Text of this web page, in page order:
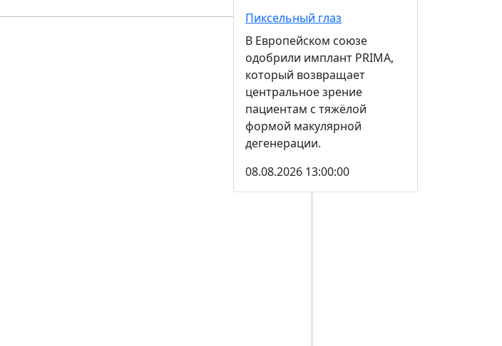
Пиксельный глаз
В Европейском союзе
одобрили имплант PRIMA,
который возвращает
центральное зрение
пациентам с тяжёлой
формой макулярной
дегенерации.
08.08.2026 13:00:00